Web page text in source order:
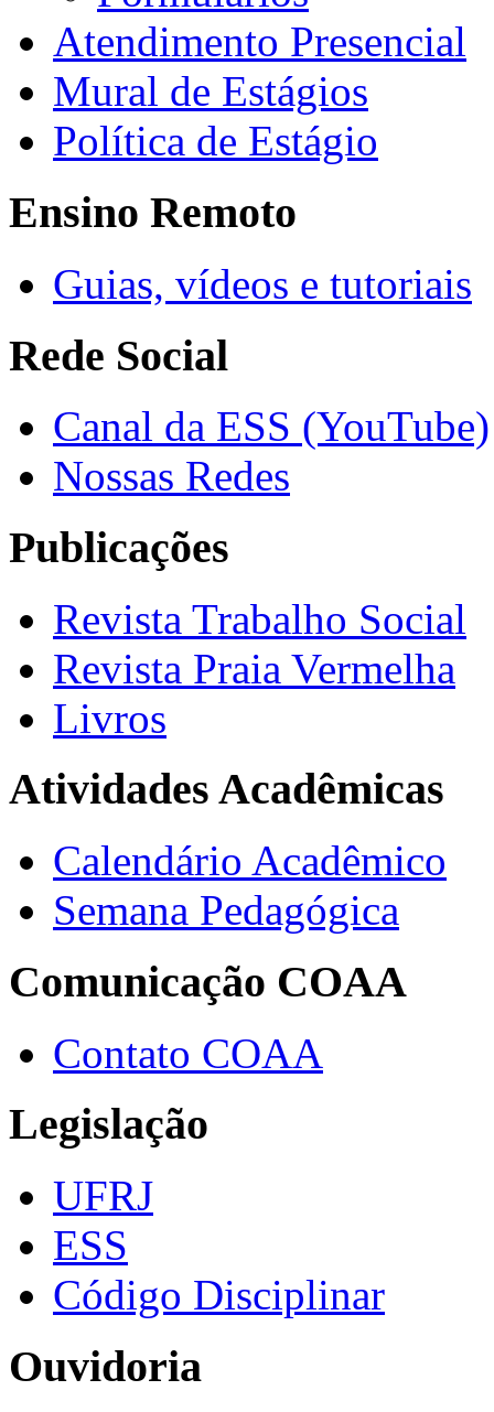
Atendimento Presencial
Mural de Estágios
Política de Estágio
Ensino Remoto
Guias, vídeos e tutoriais
Rede Social
Canal da ESS (YouTube)
Nossas Redes
Publicações
Revista Trabalho Social
Revista Praia Vermelha
Livros
Atividades Acadêmicas
Calendário Acadêmico
Semana Pedagógica
Comunicação COAA
Contato COAA
Legislação
UFRJ
ESS
Código Disciplinar
Ouvidoria